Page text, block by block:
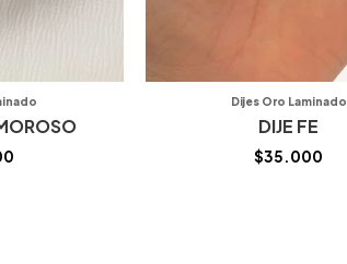
Dijes Oro Laminado
DIJE FE
$35.000